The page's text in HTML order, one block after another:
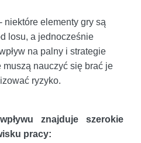
niektóre elementy gry są
losu, a jednocześnie
na palny i strategie
muszą nauczyć się brać je
ryzyko.
znajduje szerokie
pracy: